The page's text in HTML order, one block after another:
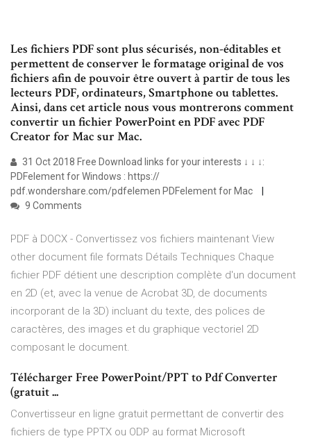
Les fichiers PDF sont plus sécurisés, non-éditables et
permettent de conserver le formatage original de vos
fichiers afin de pouvoir être ouvert à partir de tous les
lecteurs PDF, ordinateurs, Smartphone ou tablettes.
Ainsi, dans cet article nous vous montrerons comment
convertir un fichier PowerPoint en PDF avec PDF
Creator for Mac sur Mac.
31 Oct 2018 Free Download links for your interests ↓ ↓ ↓:
PDFelement for Windows : https://
pdf.wondershare.com/pdfelemen PDFelement for Mac
9 Comments
PDF à DOCX - Convertissez vos fichiers maintenant View
other document file formats Détails Techniques Chaque
fichier PDF détient une description complète d'un document
en 2D (et, avec la venue de Acrobat 3D, de documents
incorporant de la 3D) incluant du texte, des polices de
caractères, des images et du graphique vectoriel 2D
composant le document.
Télécharger Free PowerPoint/PPT to Pdf Converter
(gratuit ...
Convertisseur en ligne gratuit permettant de convertir des
fichiers de type PPTX ou ODP au format Microsoft